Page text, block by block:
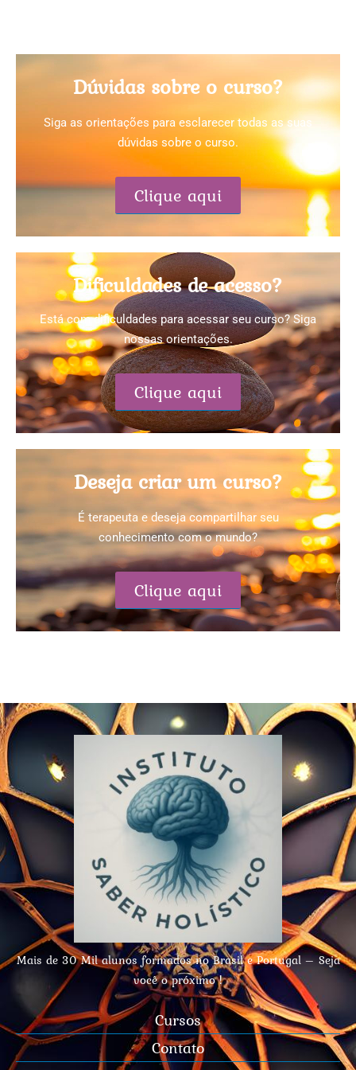
Dúvidas sobre o curso?
Siga as orientações para esclarecer todas as suas
dúvidas sobre o curso.
Clique aqui
Dificuldades de acesso?
Está com dificuldades para acessar seu curso? Siga
nossas orientações.
Clique aqui
Deseja criar um curso?
É terapeuta e deseja compartilhar seu
conhecimento com o mundo?
Clique aqui
Mais de 30 Mil alunos formados no Brasil e Portugal – Seja
você o próximo !
Cursos
Contato